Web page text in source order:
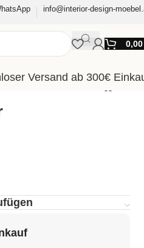
info@interior-design-
Versand ab 300€